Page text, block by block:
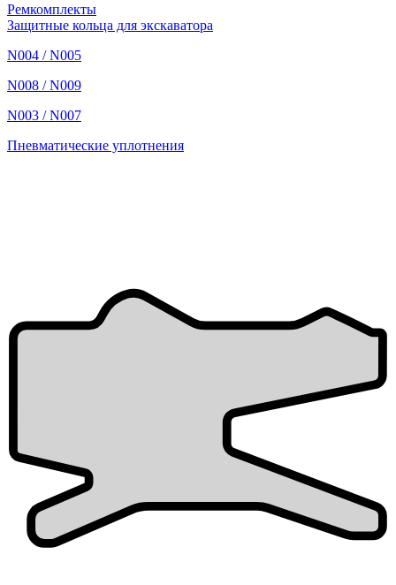
Ремкомплекты
Защитные кольца для экскаватора
N004 / N005
N008 / N009
N003 / N007
Пневматические уплотнения